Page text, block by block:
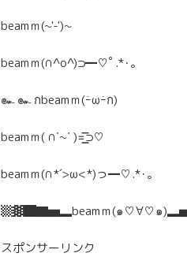
beamｍ(~'-')~
beamｍ(∩^o^)⊃━♡ﾟ.*･｡
๛ ๛ กbeamｍ(ｰ̀ωｰ́ก)
beamｍ( ∩˙~˙ )=͟͟͞͞⊃♡
beamｍ(∩*´>ω<*)っ━♡.*･｡
▒▓█▇▅▂beamｍ(๑♡∀♡๑
スポンサーリンク